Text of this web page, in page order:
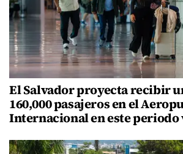
El Salvador proyecta recibir
160,000 pasajeros en el
Internacional en este periodo